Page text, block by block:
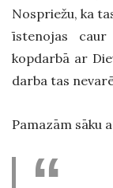
Nospriežu, ka
īstenojas
kopdarbā ar
darba tas
Pamazām sāku